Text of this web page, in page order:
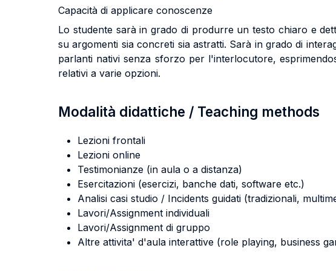
Capacità di applicare conoscenze
Lo studente sarà in grado di produrre un testo chiaro e
su argomenti sia concreti sia astratti. Sarà in grado di
parlanti nativi senza sforzo per l'interlocutore,
relativi a varie opzioni.
Modalità didattiche / Teaching methods
Lezioni frontali
Lezioni online
Testimonianze (in aula o a distanza)
Esercitazioni (esercizi, banche dati, software etc.)
Analisi casi studio / Incidents guidati (tradizionali,
Lavori/Assignment individuali
Lavori/Assignment di gruppo
Altre attivita' d'aula interattive (role playing, business